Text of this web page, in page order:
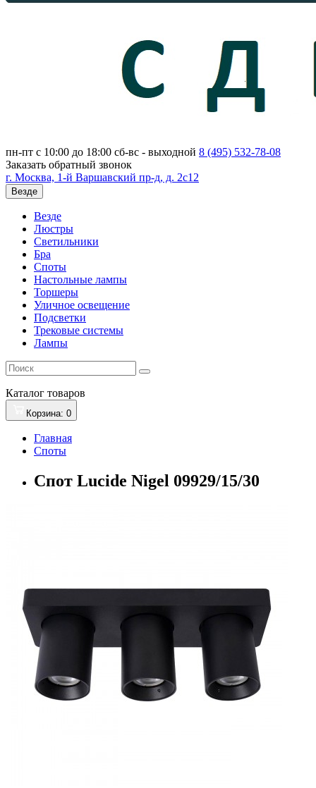
пн-пт с 10:00 до 18:00 сб-вс - выходной 8 (495) 532-78-08
Заказать обратный звонок
г. Москва, 1-й Варшавский пр-д, д. 2с12
Везде
Везде
Люстры
Светильники
Бра
Споты
Настольные лампы
Торшеры
Уличное освещение
Подсветки
Трековые системы
Лампы
Каталог товаров
Корзина: 0
Главная
Споты
Спот Lucide Nigel 09929/15/30